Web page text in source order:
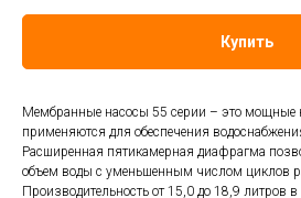
Купить
Мембранные насосы 55 серии – это мощные
применяются для обеспечения
Расширенная пятикамерная диафрагма
объем воды с уменьшенным числом циклов
Производительность от 15,0 до 18,9 литров